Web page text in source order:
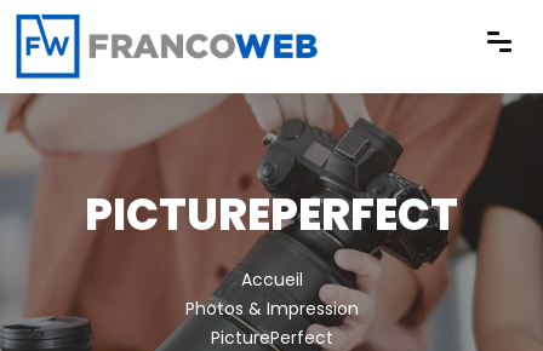
Panneau de gestion des cookies
PICTUREPERFECT
Accueil
Photos & Impression
PicturePerfect